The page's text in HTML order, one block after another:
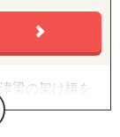
ビア・イン
不得意な分野
梁の架け橋を
沖縄・那覇で
県外企業の海